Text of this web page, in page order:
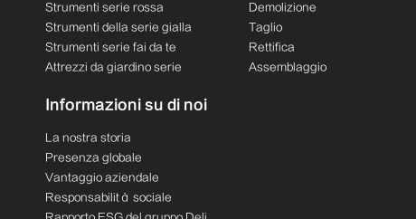
Strumenti serie rossa
Strumenti della serie gialla
Strumenti serie fai da te
Attrezzi da giardino serie
Informazioni su di noi
La nostra storia
Presenza globale
Vantaggio aziendale
Responsabilità sociale
Demolizione
Taglio
Rettifica
Assemblaggio